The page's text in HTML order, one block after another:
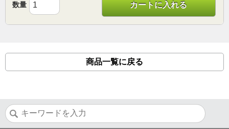
数量 カートに入れる
商品一覧に戻る